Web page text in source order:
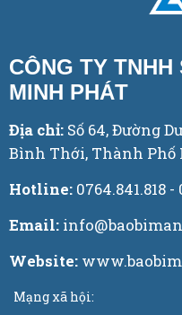
CÔNG TY TNHH
MINH PHÁT
Địa chỉ: Số 64, Đường
Bình Thới, Thành Phố
Hotline: 0764.841.818 -
Email:
Website:
Mạng xã hội: